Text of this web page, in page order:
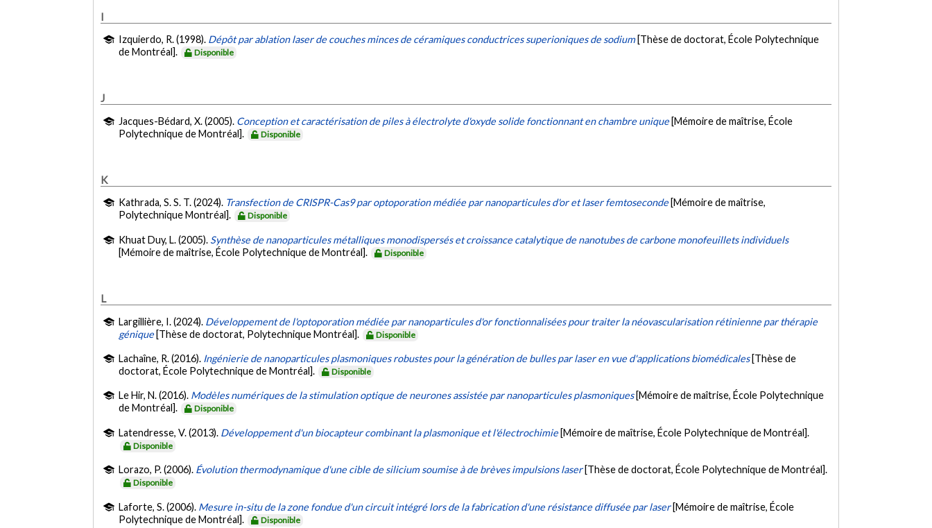
I
Izquierdo, R. (1998). Dépôt par ablation laser de couches minces de céramiques conductrices superioniques de sodium [Thèse de doctorat, École Polytechnique
de Montréal].
Disponible
J
Jacques-Bédard, X. (2005). Conception et caractérisation de piles à électrolyte d'oxyde solide fonctionnant en chambre unique [Mémoire de maîtrise, École
Polytechnique de Montréal].
Disponible
K
Kathrada, S. S. T. (2024). Transfection de CRISPR-Cas9 par optoporation médiée par nanoparticules d'or et laser femtoseconde [Mémoire de maîtrise,
Polytechnique Montréal].
Disponible
Khuat Duy, L. (2005). Synthèse de nanoparticules métalliques monodispersés et croissance catalytique de nanotubes de carbone monofeuillets individuels
[Mémoire de maîtrise, École Polytechnique de Montréal].
Disponible
L
Largillière, I. (2024). Développement de l'optoporation médiée par nanoparticules d'or fonctionnalisées pour traiter la néovascularisation rétinienne par thérapie
génique [Thèse de doctorat, Polytechnique Montréal]. Disponible
Lachaîne, R. (2016). Ingénierie de nanoparticules plasmoniques robustes pour la génération de bulles par laser en vue d'applications biomédicales [Thèse de
doctorat, École Polytechnique de Montréal].
Disponible
Le Hir, N. (2016). Modèles numériques de la stimulation optique de neurones assistée par nanoparticules plasmoniques [Mémoire de maîtrise, École Polytechnique
de Montréal].
Disponible
Latendresse, V. (2013). Développement d'un biocapteur combinant la plasmonique et l'électrochimie [Mémoire de maîtrise, École Polytechnique de Montréal].
Disponible
Lorazo, P. (2006). Évolution thermodynamique d'une cible de silicium soumise à de brèves impulsions laser [Thèse de doctorat, École Polytechnique de Montréal].
Disponible
Laforte, S. (2006). Mesure in-situ de la zone fondue d'un circuit intégré lors de la fabrication d'une résistance diffusée par laser [Mémoire de maîtrise, École
Polytechnique de Montréal].
Disponible